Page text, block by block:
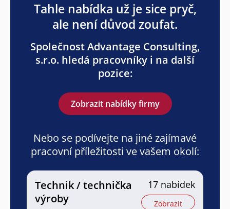
Tahle nabídka už je sice pryč,
ale není důvod zoufat.
Společnost Advantage Consulting,
s.r.o. hledá pracovníky i na další
pozice:
Zobrazit nabídky firmy
Nebo se podívejte na jiné zajímavé
pracovní příležitosti ve vašem okolí:
Technik / technička
výroby
17 nabídek
Zobrazit